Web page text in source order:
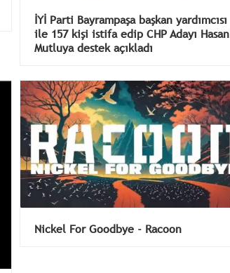
İYİ Parti Bayrampaşa başkan yardımcısı
ile 157 kişi istifa edip CHP Adayı Hasan
Mutluya destek açıkladı
Nickel For Goodbye - Racoon